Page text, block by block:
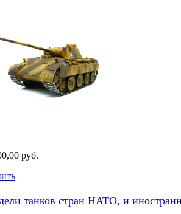
руб.
танков стран НАТО, и